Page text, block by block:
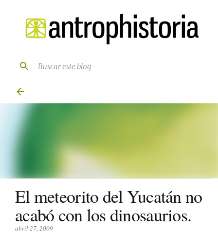
Ir al contenido principal
El meteorito del Yucatán no
acabó con los dinosaurios.
abril 27, 2009